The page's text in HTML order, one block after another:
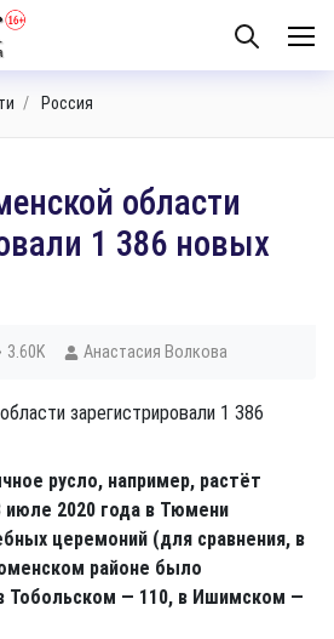
Россия
области
1 386 новых
3.60K Анастасия Волкова
русло, например, растёт
июле 2020 года в Тюмени
церемоний (для сравнения, в
районе было
Тобольском — 110, в Ишимском —